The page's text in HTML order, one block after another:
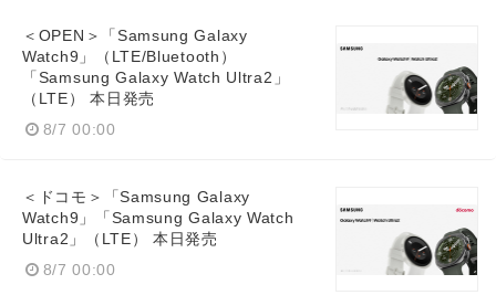
＜OPEN＞「Samsung Galaxy
Watch9」（LTE/Bluetooth）
「Samsung Galaxy Watch Ultra2」
（LTE） 本日発売
8/7 00:00
＜ドコモ＞「Samsung Galaxy
Watch9」「Samsung Galaxy Watch
Ultra2」（LTE） 本日発売
8/7 00:00